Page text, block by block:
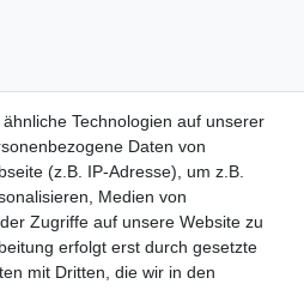
Technologien auf unserer
Daten von
(z.B. IP-Adresse), um z.B.
Medien von
Zugriffe auf unsere Website zu
erfolgt erst durch gesetzte
mit Dritten, die wir in den